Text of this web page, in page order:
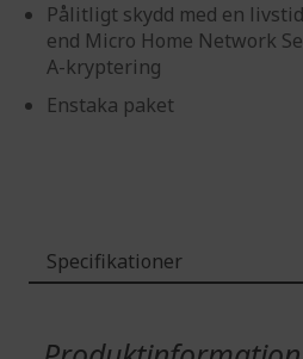
Pålitligt skydd med en
end Micro Home Network
A-kryptering
Enstaka paket
Specifikationer